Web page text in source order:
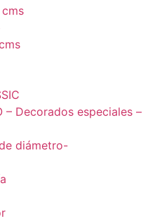
– Decorados especiales –
diámetro-